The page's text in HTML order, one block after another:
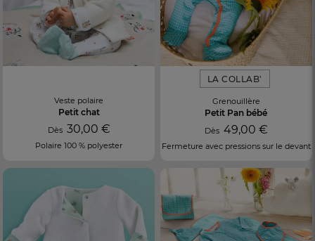
Veste polaire
Petit chat
Dès 30,00 €
Polaire 100 % polyester
LA COLLAB'
Grenouillère
Petit Pan bébé
Dès 49,00 €
Fermeture avec pressions sur le devant